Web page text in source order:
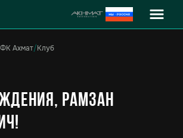
Ахмат/Клуб
Рамзан